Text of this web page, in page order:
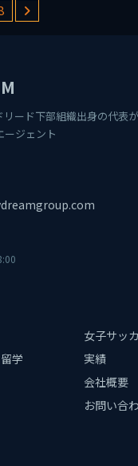
ード下部組織出身の代表
ージェント
女子サッ
学
実績
会社概要
お問い合